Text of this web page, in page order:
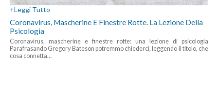
+Leggi Tutto
Coronavirus, Mascherine E Finestre Rotte. La Lezione Della
Psicologia
Coronavirus, mascherine e finestre rotte: una lezione di psicologia
Parafrasando Gregory Bateson potremmo chiederci, leggendo il titolo, che
cosa connetta…